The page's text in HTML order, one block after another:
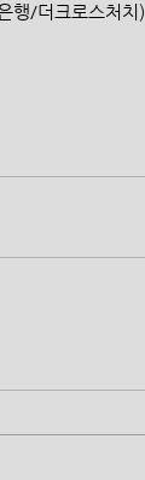
행/더크로스처치)